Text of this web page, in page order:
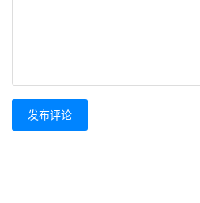
发布评论